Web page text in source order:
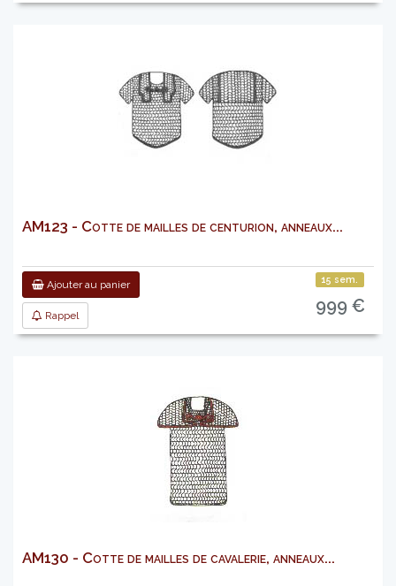
AM123 - Cotte de mailles de centurion, anneaux...
Ajouter au panier
Rappel
15 sem.
999 €
AM130 - Cotte de mailles de cavalerie, anneaux...